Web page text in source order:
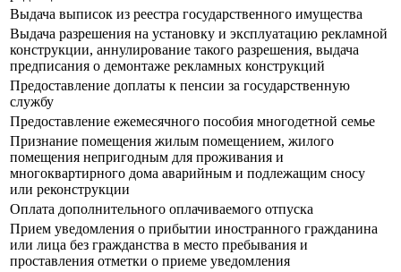
Выдача выписок из реестра государственного имущества
Выдача разрешения на установку и эксплуатацию рекламной
конструкции, аннулирование такого разрешения, выдача
предписания о демонтаже рекламных конструкций
Предоставление доплаты к пенсии за государственную
службу
Предоставление ежемесячного пособия многодетной семье
Признание помещения жилым помещением, жилого
помещения непригодным для проживания и
многоквартирного дома аварийным и подлежащим сносу
или реконструкции
Оплата дополнительного оплачиваемого отпуска
Прием уведомления о прибытии иностранного гражданина
или лица без гражданства в место пребывания и
проставления отметки о приеме уведомления